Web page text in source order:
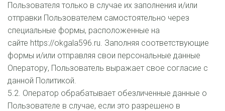
Пользователя только в случае их заполнения и/или
отправки Пользователем самостоятельно через
специальные формы, расположенные на
сайте https://okgala596.ru. Заполняя соответствующие
формы и/или отправляя свои персональные данные
Оператору, Пользователь выражает свое согласие с
данной Политикой.
5.2. Оператор обрабатывает обезличенные данные о
Пользователе в случае, если это разрешено в